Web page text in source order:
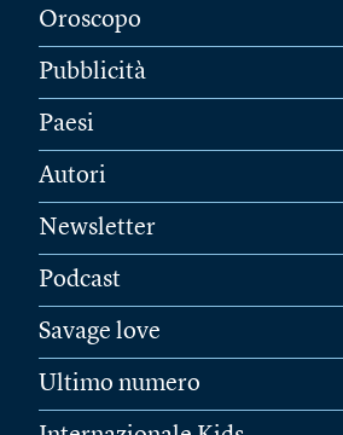
Oroscopo
Pubblicità
Paesi
Autori
Newsletter
Podcast
Savage love
Ultimo numero